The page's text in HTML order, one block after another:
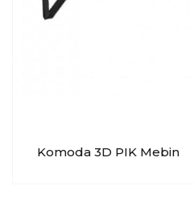
Komoda 3D PIK Mebin